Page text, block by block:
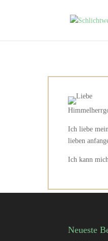
Ich liebe
lieben
Ich kann
Neueste